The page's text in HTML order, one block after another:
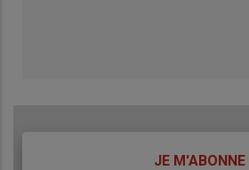
JE M'ABONNE